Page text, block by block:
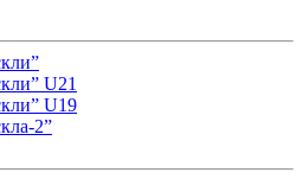
U21
U19
2”